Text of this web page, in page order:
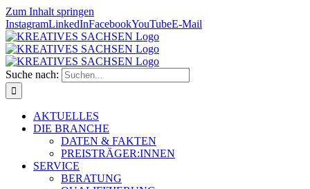
Zum Inhalt springen
InstagramLinkedInFacebookYouTubeE-Mail
Suche nach:
AKTUELLES
DIE BRANCHE
DATEN & FAKTEN
PREISTRÄGER:INNEN
SERVICE
BERATUNG